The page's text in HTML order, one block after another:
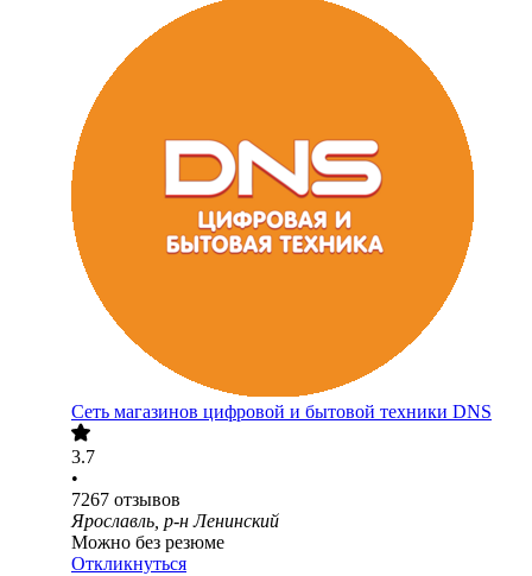
Сеть магазинов цифровой и бытовой техники DNS
3.7
•
7267 отзывов
Ярославль, р-н Ленинский
Можно без резюме
Откликнуться